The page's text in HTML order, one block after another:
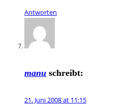
Antworten
manu schreibt:
21. Juni 2008 at 11:15